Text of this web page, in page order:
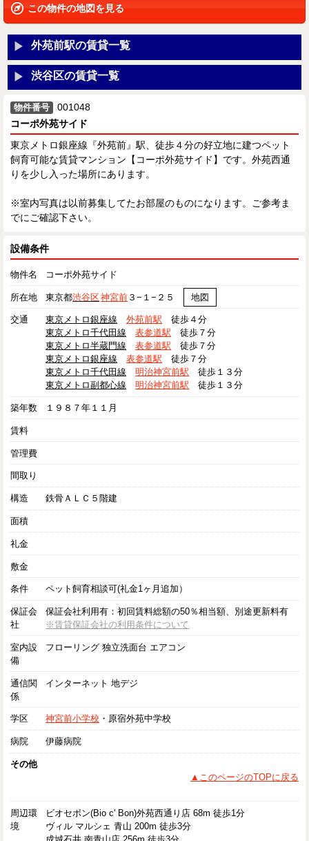
この物件の地図を見る
外苑前駅の賃貸一覧
渋谷区の賃貸一覧
物件番号
001048
コーポ外苑サイド
東京メトロ銀座線『外苑前』駅、徒歩４分の好立地に建つペット
飼育可能な賃貸マンション【コーポ外苑サイド】です。外苑西通
りを少し入った場所にあります。
※室内写真は以前募集してたお部屋のものになります。ご参考ま
でにご確認下さい。
設備条件
物件名 コーポ外苑サイド
所在地 東京都渋谷区神宮前 ３−１−２５ 地図
交通 東京メトロ銀座線 外苑前駅 徒歩４分
東京メトロ千代田線
表参道駅 徒歩７分
東京メトロ半蔵門線
表参道駅 徒歩７分
東京メトロ銀座線
表参道駅 徒歩７分
東京メトロ千代田線
明治神宮前駅 徒歩１３分
東京メトロ副都心線
明治神宮前駅 徒歩１３分
築年数 １９８７年１１月
賃料
管理費
間取り
構造 鉄骨ＡＬＣ５階建
面積
礼金
敷金
条件 ペット飼育相談可(礼金1ヶ月追加）
保証会
社
保証会社利用有：初回賃料総額の50％相当額、別途更新料有
※賃貸保証会社の利用条件について
室内設
備
フローリング 独立洗面台 エアコン
通信関
係
インターネット 地デジ
学区 神宮前小学校 ・原宿外苑中学校
病院 伊藤病院
その他
▲このページのTOPに戻る
周辺環
境
ビオセボン(Bio c' Bon)外苑西通り店 68m 徒歩1分
ヴィル マルシェ 青山 200m 徒歩3分